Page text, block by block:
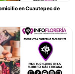
en Cuautepec de